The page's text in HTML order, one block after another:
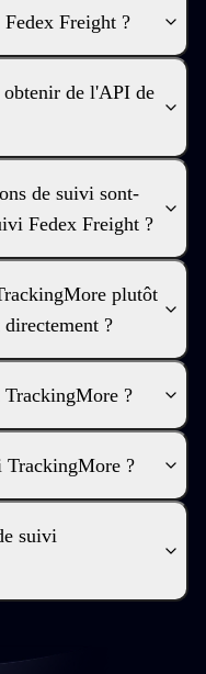
Freight ?
obtenir de l'API de
de suivi sont-
Fedex Freight ?
plutôt
?
?
?
suivi